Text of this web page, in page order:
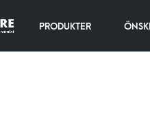
PRODUKTER